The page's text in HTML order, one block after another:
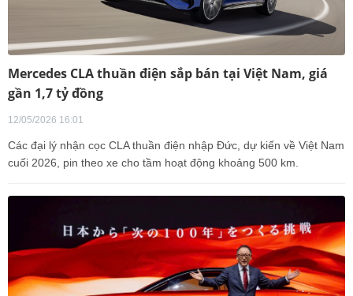
Mercedes CLA thuần điện sắp bán tại Việt Nam, giá
gần 1,7 tỷ đồng
12/05/2026 16:01
Các đại lý nhận cọc CLA thuần điện nhập Đức, dự kiến về Việt Nam
cuối 2026, pin theo xe cho tầm hoạt động khoảng 500 km.